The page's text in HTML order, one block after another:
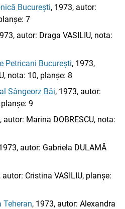
București, 1973, autor:
7
autor: Draga VASILIU, nota:
Petricani București, 1973,
nota: 10, planșe: 8
Sângeorz Băi, 1973, autor:
9
autor: Marina DOBRESCU, nota:
autor: Gabriela DULAMĂ
autor: Cristina VASILIU, planșe:
Teheran, 1973, autor: Alexandra